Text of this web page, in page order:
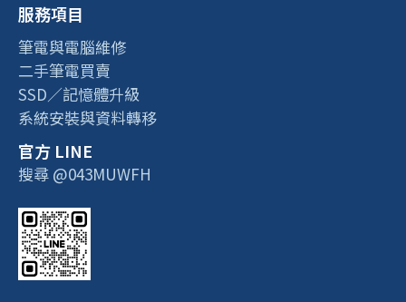
服務項目
筆電與電腦維修
二手筆電買賣
SSD／記憶體升級
系統安裝與資料轉移
官方 LINE
搜尋 @043MUWFH